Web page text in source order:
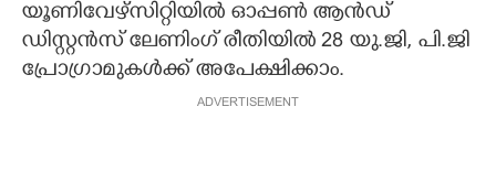
LITERATURE
യൂണിവേഴ്സിറ്റിയിൽ ഓപ്പൺ ആൻഡ്
ഡിസ്റ്റൻസ് ലേണിംഗ് രീതിയിൽ 28 യു.ജി, പി.ജി
പ്രോഗ്രാമുകൾക്ക് അപേക്ഷി​ക്കാം.
ADVERTISEMENT